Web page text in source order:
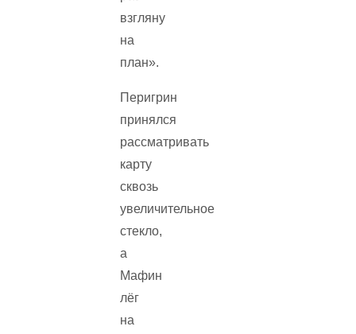
взгляну
на
план».
Перигрин
принялся
рассматривать
карту
сквозь
увеличительное
стекло,
а
Мафин
лёг
на